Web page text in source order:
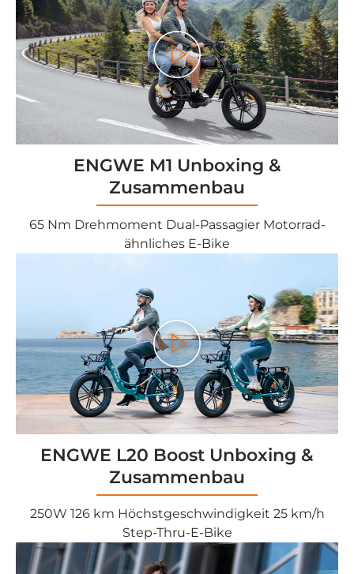
<tc>Gioco</tc>
ENGWE M1 Unboxing &
Zusammenbau
65 Nm Drehmoment Dual-Passagier Motorrad-
ähnliches E-Bike
<tc>Gioco</tc>
ENGWE L20 Boost Unboxing &
Zusammenbau
250W 126 km Höchstgeschwindigkeit 25 km/h
Step-Thru-E-Bike